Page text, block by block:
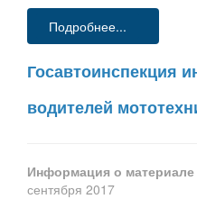
Подробнее...
Госавтоинспекция
водителей
Информация о материале
сентября 2017